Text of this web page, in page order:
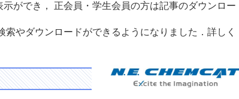
ができ， 正会員・学生会員の方は記事のダウンロー
やダウンロードができるようになりました．詳しく